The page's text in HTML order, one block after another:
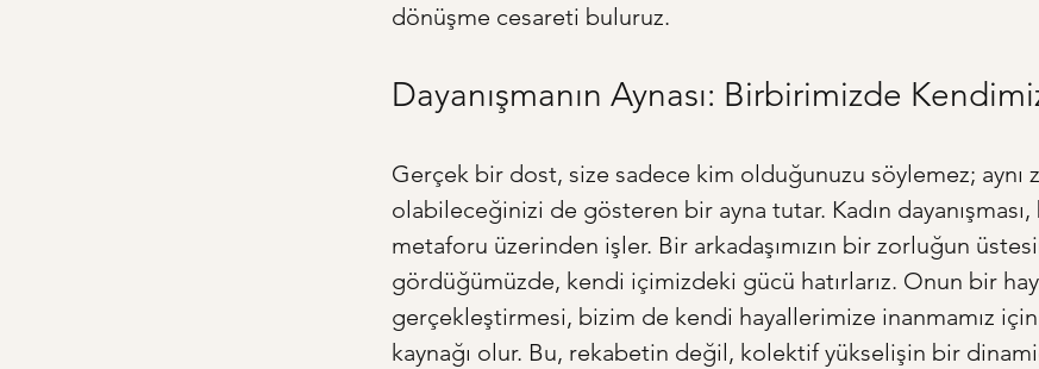
dönüşme cesareti buluruz.
Dayanışmanın Aynası: Birbirimizde
Gerçek bir dost, size sadece kim olduğunuzu söylemez; aynı
olabileceğinizi de gösteren bir ayna tutar. Kadın dayanışması,
metaforu üzerinden işler. Bir arkadaşımızın bir zorluğun
gördüğümüzde, kendi içimizdeki gücü hatırlarız. Onun bir
gerçekleştirmesi, bizim de kendi hayallerimize inanmamız
kaynağı olur. Bu, rekabetin değil, kolektif yükselişin bir